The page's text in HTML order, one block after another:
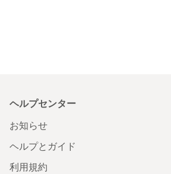
ヘルプセンター
お知らせ
ヘルプとガイド
利用規約